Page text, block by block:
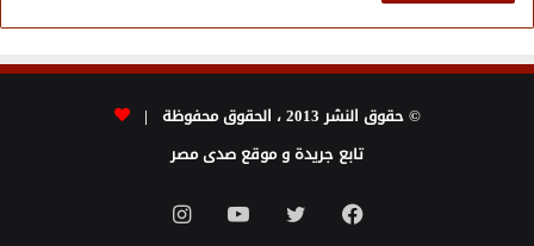
© حقوق النشر 2013 ، الحقوق محفوظة |
تابع جريدة و موقع صدى مصر
فيسبوك تويتر يوتيوبانستقرام